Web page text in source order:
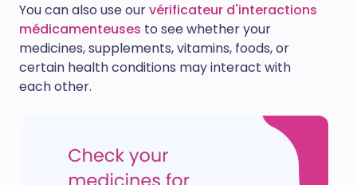
You can also use ourvérificateur d'interactions
médicamenteuses to see whether your
medicines, supplements, vitamins, foods, or
certain health conditions may interact with
each other.